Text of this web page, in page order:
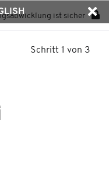
ist sicher
Schritt 1 von 3